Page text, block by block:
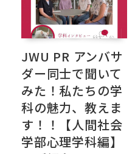
JWU PR アンバサ
ダー同士で聞いて
みた！私たちの学
科の魅力、教えま
す！！【人間社会
学部心理学科編】